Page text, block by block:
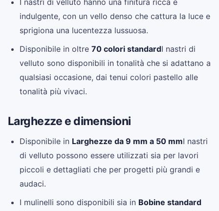
I nastri di velluto hanno una finitura ricca e
indulgente, con un vello denso che cattura la luce e
sprigiona una lucentezza lussuosa.
Disponibile in oltre 70 colori standardI nastri di
velluto sono disponibili in tonalità che si adattano a
qualsiasi occasione, dai tenui colori pastello alle
tonalità più vivaci.
Larghezze e dimensioni
Disponibile in Larghezze da 9 mm a 50 mmI nastri
di velluto possono essere utilizzati sia per lavori
piccoli e dettagliati che per progetti più grandi e
audaci.
I mulinelli sono disponibili sia in Bobine standard